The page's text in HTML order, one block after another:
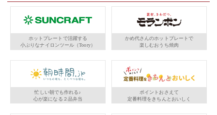
ホットプレートで活躍する
小ぶりなナイロンツール（Toory）
かめ代さんのホットプレートで
楽しむおうち焼肉
忙しい朝でも作れる♪
心が楽になる２品弁当
ポイントおさえて
定番料理をきちんとおいしく